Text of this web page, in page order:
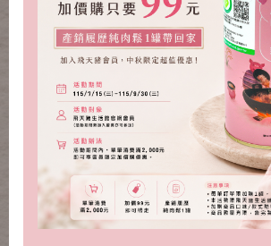
金磚肉鬆禮盒（海苔2盒）
NT.1,300NT.739